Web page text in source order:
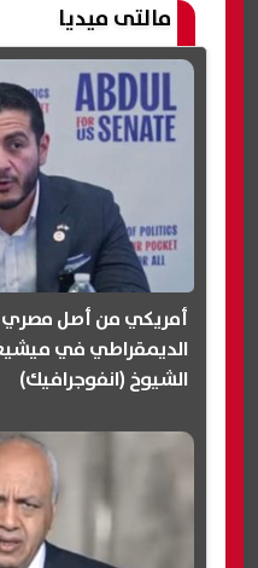
مالتى ميديا
أمريكي من أصل مصري
الديمقراطي في
الشيوخ (انفوجرافيك)